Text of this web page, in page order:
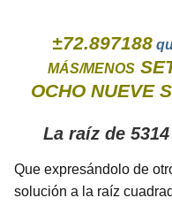
±72.897188
MÁS/MENOS
OCHO NUEVE
La raíz de
Que expresándolo de
solución a la raíz